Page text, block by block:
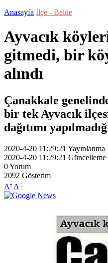
Anasayfa İlçe - Belde
Ayvacık
gitmedi, bir
alındı
Çanakkale
bir tek Ayvacık
dağıtımı
2020-4-20 11:29:21 Yayınlanma
2020-4-20 11:29:21 Güncelleme
0Yorum
2092 Gösterim
A- A+